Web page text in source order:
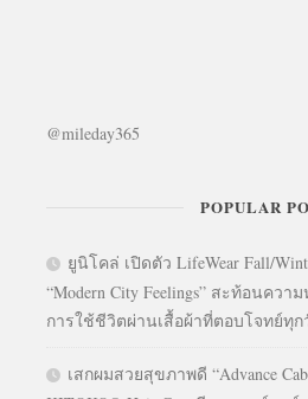
@mileday365
POPULAR
ยูนิโคล่ เปิดตัว LifeWear Fall/
“Modern City Feelings” สะท้อนคว
การใช้ชีวิตผ่านเสื้อผ้าที่ตอบโจทย์ทุก
เสกผมสวยสุขภาพดี “Advance